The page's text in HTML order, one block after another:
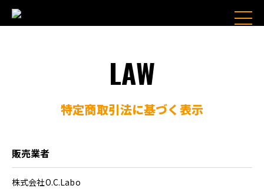
LAW
特定商取引法に基づく表示
販売業者
株式会社O.C.Labo